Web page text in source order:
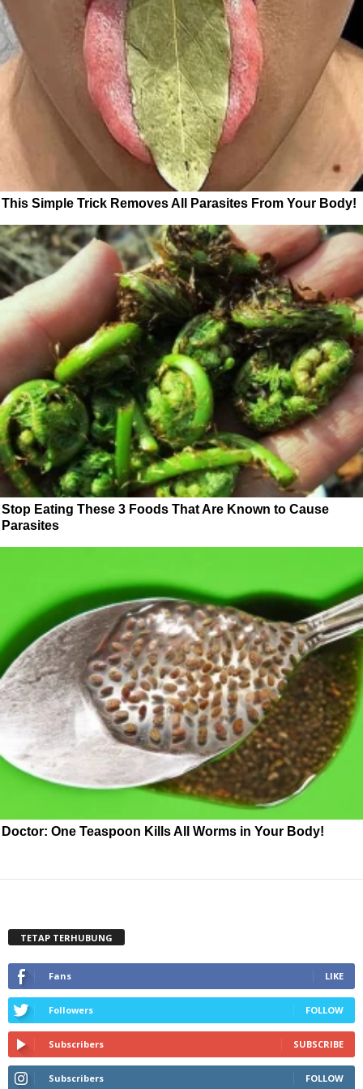
This Simple Trick Removes All Parasites From Your Body!
Stop Eating These 3 Foods That Are Known to Cause
Parasites
Doctor: One Teaspoon Kills All Worms in Your Body!
TETAP TERHUBUNG
Fans LIKE
Followers FOLLOW
Subscribers SUBSCRIBE
Subscribers FOLLOW